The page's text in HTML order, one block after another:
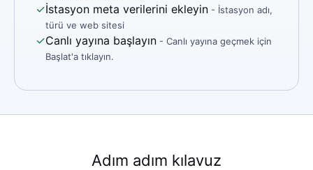
✓İstasyon meta verilerini ekleyin - İstasyon adı,
türü ve web sitesi
✓Canlı yayına başlayın - Canlı yayına geçmek için
Başlat'a tıklayın.
Adım adım kılavuz